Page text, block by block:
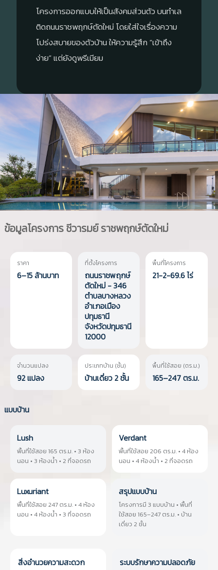
โครงการออกแบบให้เป็นสังคมส่วนตัว บนทำเล
ติดถนนราชพฤกษ์ตัดใหม่ โดยใส่ใจเรื่องความ
โปร่งสบายของตัวบ้าน ให้ความรู้สึก “เข้าถึง
ง่าย” แต่ยังดูพรีเมียม
ข้อมูลโครงการชีวารมย์ ราชพฤกษ์ตัดใหม่
ราคา
6–15 ล้านบาท
ที่ตั้งโครงการ
ถนนราชพฤกษ์
ตัดใหม่ - 346
ตำบลบางหลวง
อำเภอเมือง
ปทุมธานี
จังหวัดปทุมธานี
12000
พื้นที่โครงการ
21-2-69.6 ไร่
จำนวนแปลง
92 แปลง
ประเภทบ้าน (ชั้น)
บ้านเดี่ยว 2 ชั้น
พื้นที่ใช้สอย (ตร.ม.)
165–247 ตร.ม.
แบบบ้าน
Lush
พื้นที่ใช้สอย 165 ตร.ม. • 3 ห้อง
นอน • 3 ห้องน้ำ • 2 ที่จอดรถ
Verdant
พื้นที่ใช้สอย 206 ตร.ม. • 4 ห้อง
นอน • 4 ห้องน้ำ • 2 ที่จอดรถ
Luxuriant
พื้นที่ใช้สอย 247 ตร.ม. • 4 ห้อง
นอน • 4 ห้องน้ำ • 3 ที่จอดรถ
สรุปแบบบ้าน
โครงการมี 3 แบบบ้าน • พื้นที่
ใช้สอย 165–247 ตร.ม. • บ้าน
เดี่ยว 2 ชั้น
สิ่งอำนวยความสะดวก ระบบรักษาความปลอดภัย